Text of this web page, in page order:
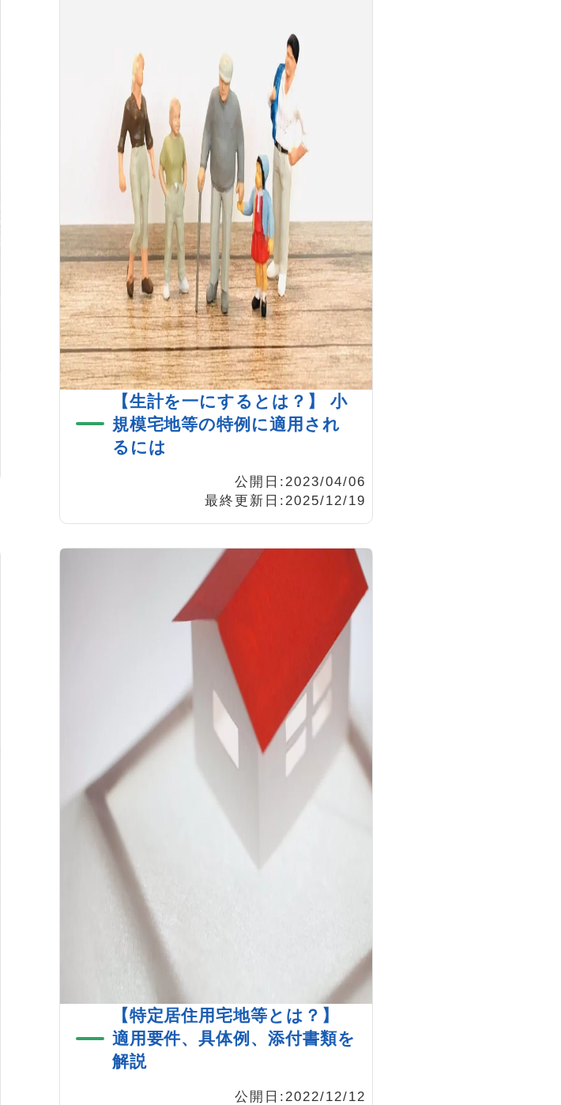
【生計を一にするとは？】 小
規模宅地等の特例に適用され
るには
公開日:2023/04/06
最終更新日:2025/12/19
【特定居住用宅地等とは？】
適用要件、具体例、添付書類を
解説
公開日:2022/12/12